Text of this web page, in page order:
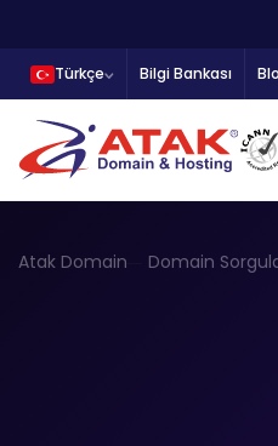
Türkçe Bilgi Bankası
Atak Domain Domain